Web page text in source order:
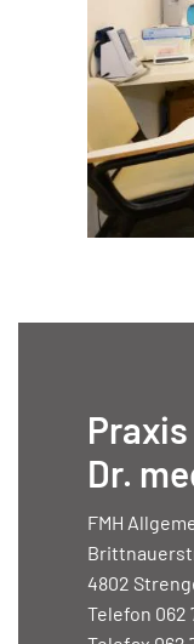
Praxis
Dr.
FMH
4802
Telefon 062